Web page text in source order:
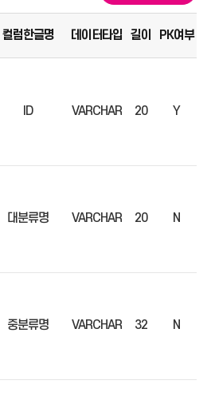
컬럼한글명 데이터타입 길이 PK여부
ID VARCHAR 20 Y
대분류명 VARCHAR 20 N
중분류명 VARCHAR 32 N